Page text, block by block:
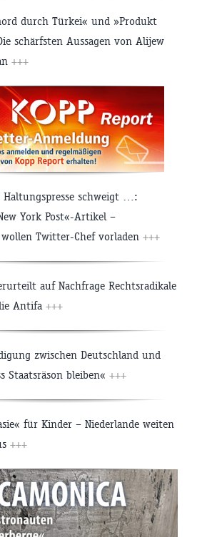
durch Türkei« und »Produkt
schärfsten Aussagen von Alijew
+++
Haltungspresse schweigt …:
York Post«-Artikel –
Twitter-Chef vorladen +++
auf Nachfrage Rechtsradikale
Antifa +++
zwischen Deutschland und
Staatsräson bleiben« +++
für Kinder – Niederlande weiten
+++